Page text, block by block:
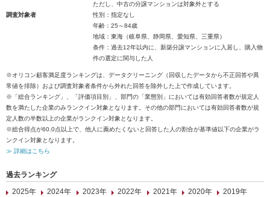
ただし、中古の分譲マンションは対象外とする
調査対象者
性別：指定なし
年齢：25～84歳
地域：東海（岐阜県、静岡県、愛知県、三重県）
条件：過去12年以内に、新築分譲マンションに入居し、購入物
件の選定に関与した人
※オリコン顧客満足度ランキングは、データクリーニング（回収したデータから不正回答や異
常値を排除）および調査対象者条件から外れた回答を除外した上で作成しています。
※「総合ランキング」、「評価項目別」、部門の「業態別」においては有効回答者数が規定人
数を満たした企業のみランクイン対象となります。その他の部門においては有効回答者数が規
定人数の半数以上の企業がランクイン対象となります。
※総合得点が60.0点以上で、他人に薦めたくないと回答した人の割合が基準値以下の企業がラ
ンクイン対象となります。
≫ 詳細はこちら
過去ランキング
2025年
2024年 2023年 2022年 2021年 2020年
2019年